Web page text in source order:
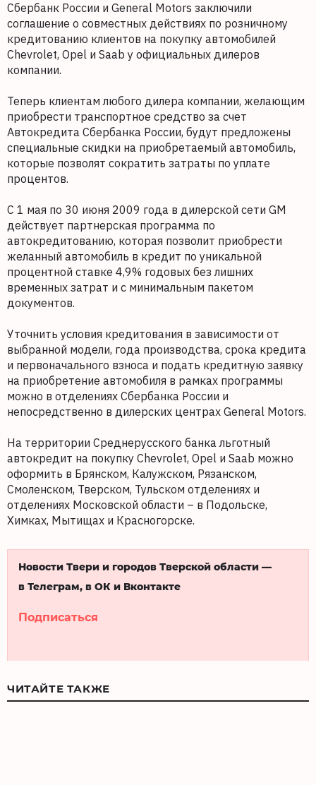
Сбербанк России и General Motors заключили
соглашение о совместных действиях по розничному
кредитованию клиентов на покупку автомобилей
Chevrolet, Opel и Saab у официальных дилеров
компании.
Теперь клиентам любого дилера компании, желающим
приобрести транспортное средство за счет
Автокредита Сбербанка России, будут предложены
специальные скидки на приобретаемый автомобиль,
которые позволят сократить затраты по уплате
процентов.
С 1 мая по 30 июня 2009 года в дилерской сети GM
действует партнерская программа по
автокредитованию, которая позволит приобрести
желанный автомобиль в кредит по уникальной
процентной ставке 4,9% годовых без лишних
временных затрат и с минимальным пакетом
документов.
Уточнить условия кредитования в зависимости от
выбранной модели, года производства, срока кредита
и первоначального взноса и подать кредитную заявку
на приобретение автомобиля в рамках программы
можно в отделениях Сбербанка России и
непосредственно в дилерских центрах General Motors.
На территории Среднерусского банка льготный
автокредит на покупку Chevrolet, Opel и Saab можно
оформить в Брянском, Калужском, Рязанском,
Смоленском, Тверском, Тульском отделениях и
отделениях Московской области – в Подольске,
Химках, Мытищах и Красногорске.
Новости Твери и городов Тверской области —
в Телеграм, в ОК и Вконтакте
Подписаться
ЧИТАЙТЕ ТАКЖЕ